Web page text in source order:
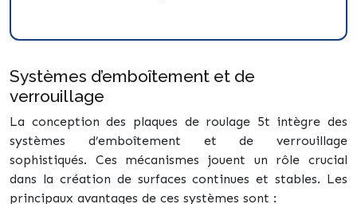
Systèmes d’emboîtement et de
verrouillage
La conception des plaques de roulage 5t intègre des
systèmes d’emboîtement et de verrouillage
sophistiqués. Ces mécanismes jouent un rôle crucial
dans la création de surfaces continues et stables. Les
principaux avantages de ces systèmes sont :